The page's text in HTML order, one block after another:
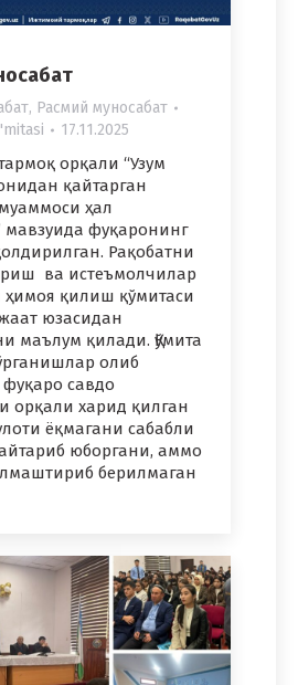
, Расмий муносабат
17.11.2025
орқали “Узум
қайтарган
ҳал
мавзуида фуқаронинг
Рақобатни
ва истеъмолчилар
ҳимоя қилиш қўмитаси
юзасидан
маълум қилади. Қўмита
олиб
савдо
орқали харид қилган
ёқмагани сабабли
юборгани, аммо
берилмаган